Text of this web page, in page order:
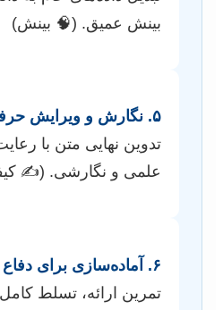
بینش عمیق. (🧠 بینش)
۵. نگارش و ویرایش حرفه‌ای:
تدوین نهایی متن با
علمی و نگارشی. (✍️
۶. آماده‌سازی برای دفاع قدرتمند:
تمرین ارائه، تسلط